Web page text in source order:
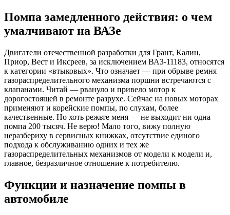
Помпа замедленного действия: о чем
умалчивают на ВАЗе
Двигатели отечественной разработки для Грант, Калин,
Приор, Вест и Иксреев, за исключением ВАЗ-11183, относятся
к категории «втыковых». Что означает — при обрыве ремня
газораспределительного механизма поршни встречаются с
клапанами. Читай — рвануло и привело мотор к
дорогостоящей в ремонте разрухе. Сейчас на новых моторах
применяют и корейские помпы, по слухам, более
качественные. Но хоть режьте меня — не выходит ни одна
помпа 200 тысяч. Не верю! Мало того, вижу полную
неразбериху в сервисных книжках, отсутствие единого
подхода к обслуживанию одних и тех же
газораспределительных механизмов от модели к модели и,
главное, безразличное отношение к потребителю.
Функции и назначение помпы в
автомобиле